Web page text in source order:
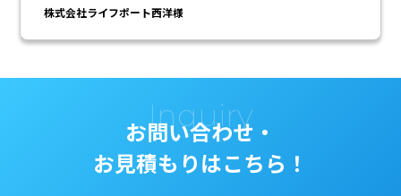
株式会社ライフポート西洋様
Inquiry
お問い合わせ・
お見積もりはこちら！